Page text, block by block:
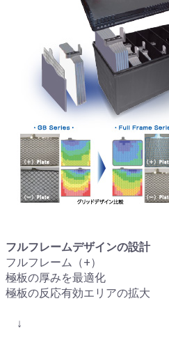
フルフレームデザインの設計
フルフレーム（+）
極板の厚みを最適化
極板の反応有効エリアの拡大
↓